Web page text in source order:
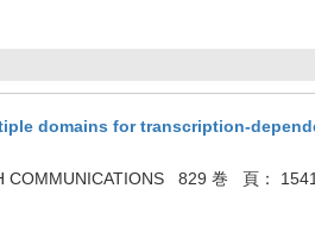
domains for transcription-
COMMUNICATIONS 829 巻 頁：